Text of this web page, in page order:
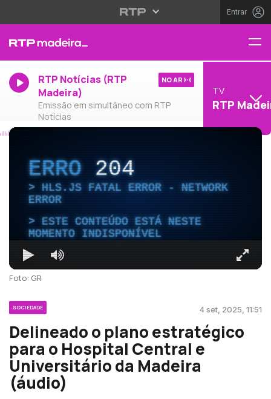
Entrar
RTP Notícias (RTP
Madeira)
Emissão em simultâneo com RTP
Notícias
NO AR
TV
RTP
ERRO204
HLS.JS FATAL ERROR - NETWORK
ERROR
ESTE CONTEÚDO ESTÁ NESTE
MOMENTO INDISPONÍVEL
Foto: GR
SOCIEDADE 4 set, 2025, 11:51
Delineado o plano estratégico
para o Hospital Central e
Universitário da Madeira
(áudio)